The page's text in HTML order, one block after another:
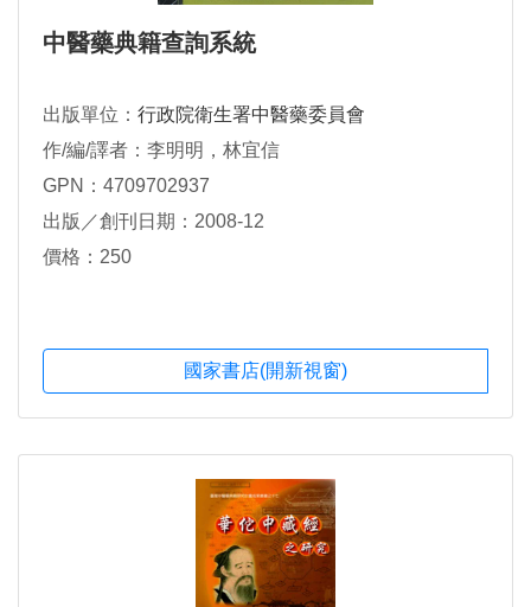
中醫藥典籍查詢系統
出版單位： 行政院衛生署中醫藥委員會
作/編/譯者：李明明，林宜信
GPN：4709702937
出版／創刊日期：2008-12
價格：250
國家書店(開新視窗)